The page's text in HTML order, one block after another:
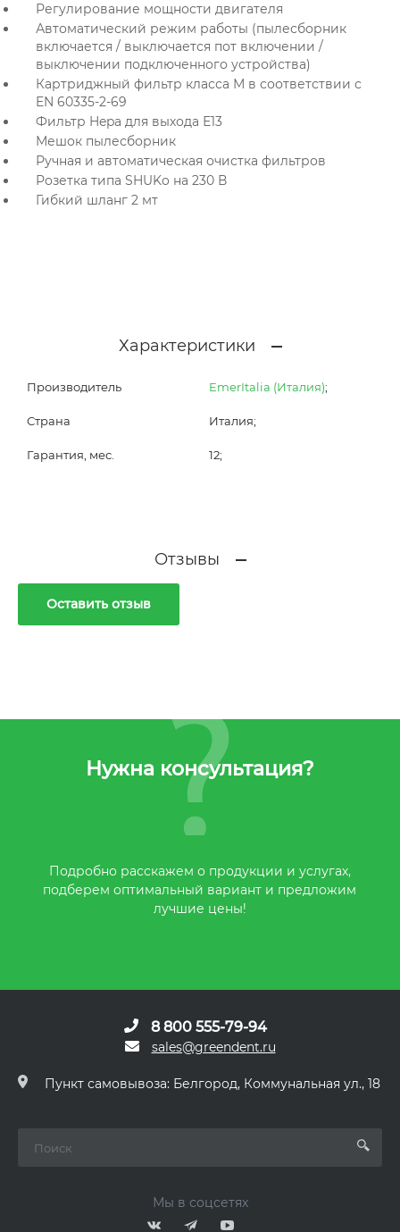
Регулирование мощности двигателя
Автоматический режим работы (пылесборник
включается / выключается пот включении /
выключении подключенного устройства)
Картриджный фильтр класса М в соответствии с
EN 60335-2-69
Фильтр Hepa для выхода Е13
Мешок пылесборник
Ручная и автоматическая очистка фильтров
Розетка типа SHUKo на 230 В
Гибкий шланг 2 мт
Характеристики
Производитель EmerItalia (Италия);
Страна Италия;
Гарантия, мес. 12;
Отзывы
Оставить отзыв
Нужна консультация?
Подробно расскажем о продукции и услугах,
подберем оптимальный вариант и предложим
лучшие цены!
8 800 555-79-94
sales@greendent.ru
Пункт самовывоза: Белгород, Коммунальная ул., 18
Мы в соцсетях